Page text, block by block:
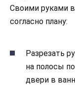
Своими руками
согласно плану:
Разрезать
на полосы
двери в